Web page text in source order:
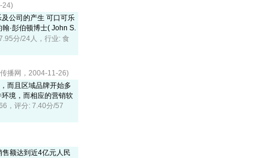
24)
公司的产生 可口可乐
·彭伯顿博士( John S.
分/24人，行业: 食
传播网，2004-11-26)
而且区域品牌开始多
境，而相应的营销软
，评分: 7.40分/57
额达到近4亿元人民